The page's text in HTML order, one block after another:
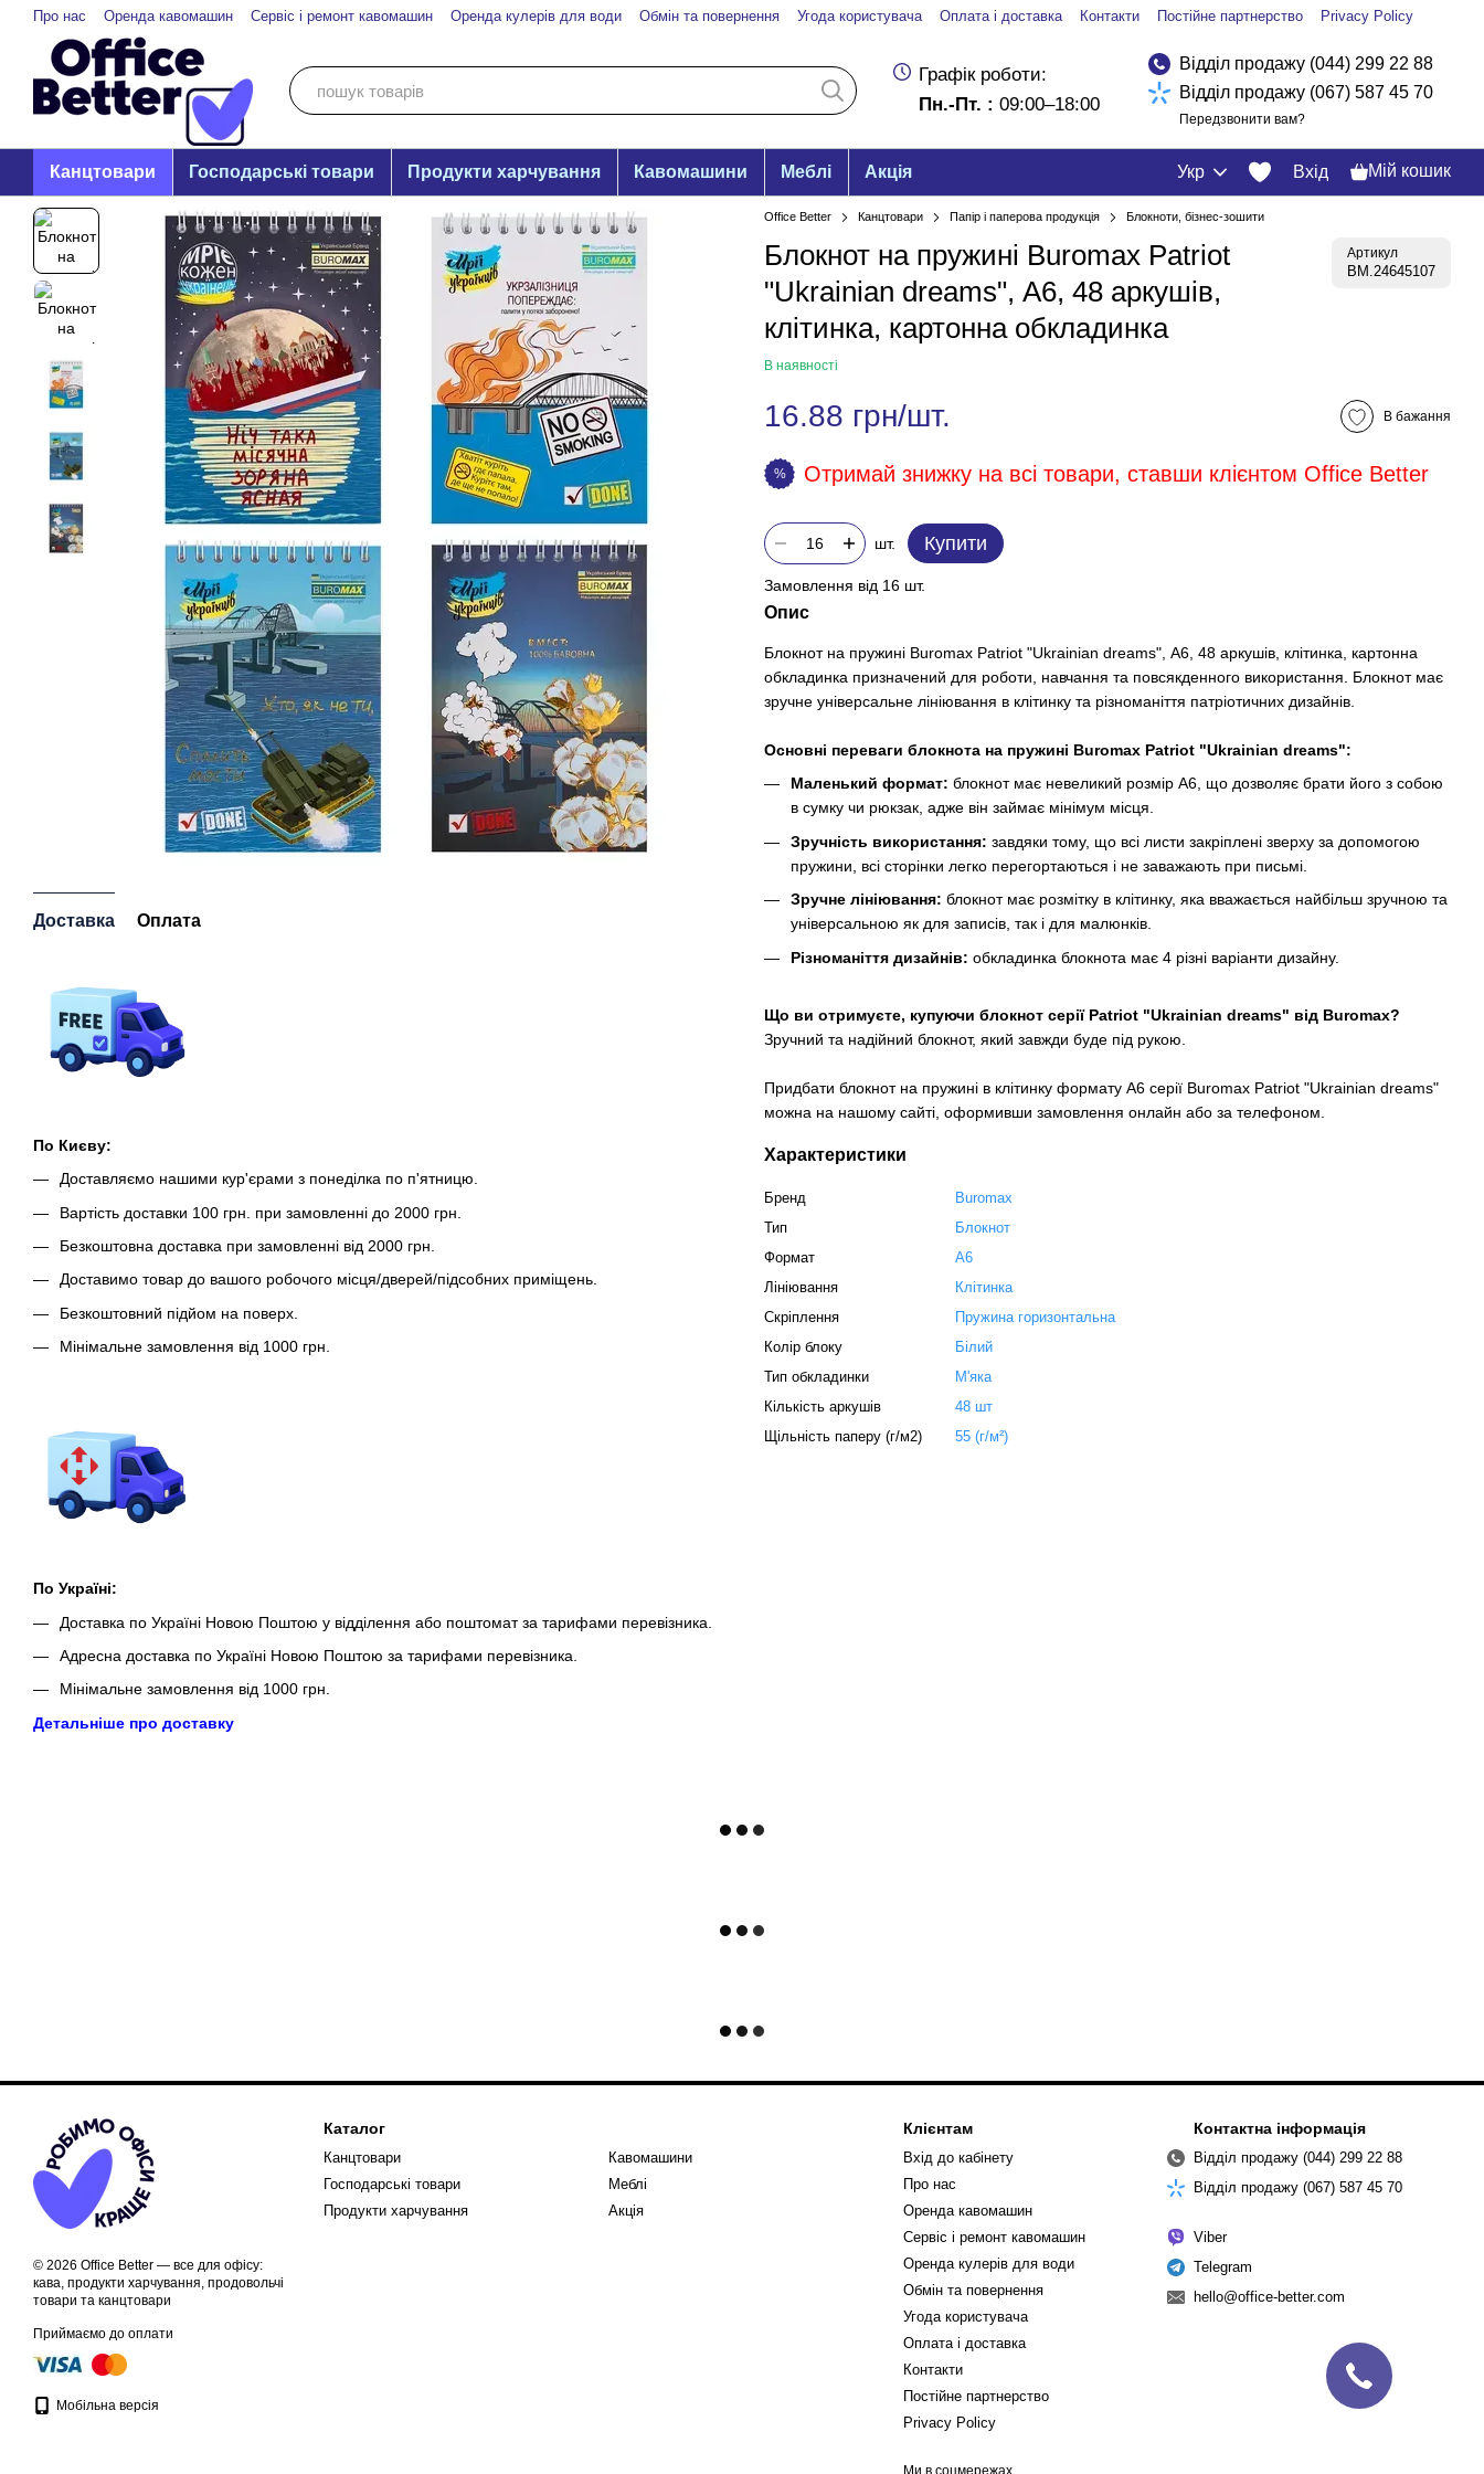
Перейти до основного контенту
Про нас Оренда кавомашин Сервіс і ремонт кавомашин Оренда кулерів для води Обмін та повернення Угода користувача Оплата і доставка Контакти Постійне партнерство Privacy Policy
Графік роботи:
Пн.-Пт. : 09:00–18:00
Відділ продажу (044) 299 22 88
Відділ продажу (067) 587 45 70
Передзвонити вам?
Канцтовари Господарські товари Продукти харчування Кавомашини Меблі Акція Укр Вхід Мій кошик
Доставка Оплата
По Києву:
Доставляємо нашими кур'єрами з понеділка по п'ятницю.
Вартість доставки 100 грн. при замовленні до 2000 грн.
Безкоштовна доставка при замовленні від 2000 грн.
Доставимо товар до вашого робочого місця/дверей/підсобних приміщень.
Безкоштовний підйом на поверх.
Мінімальне замовлення від 1000 грн.
По Україні:
Доставка по Україні Новою Поштою у відділення або поштомат за тарифами перевізника.
Адресна доставка по Україні Новою Поштою за тарифами перевізника.
Мінімальне замовлення від 1000 грн.
Детальніше про доставку
Office Better Канцтовари Папір і паперова продукція Блокноти, бізнес-зошити
Блокнот на пружині Buromax Patriot
"Ukrainian dreams", А6, 48 аркушів,
клітинка, картонна обкладинка
Артикул
BM.24645107
В наявності
16.88 грн/шт. В бажання
% Отримай знижку на всі товари, ставши клієнтом Office Better
шт. Купити
Замовлення від 16 шт.
Опис
Блокнот на пружині Buromax Patriot "Ukrainian dreams", А6, 48 аркушів, клітинка, картонна
обкладинка призначений для роботи, навчання та повсякденного використання. Блокнот має
зручне універсальне лініювання в клітинку та різноманіття патріотичних дизайнів.
Основні переваги блокнота на пружині Buromax Patriot "Ukrainian dreams":
Маленький формат: блокнот має невеликий розмір А6, що дозволяє брати його з собою
в сумку чи рюкзак, адже він займає мінімум місця.
Зручність використання: завдяки тому, що всі листи закріплені зверху за допомогою
пружини, всі сторінки легко перегортаються і не заважають при письмі.
Зручне лініювання: блокнот має розмітку в клітинку, яка вважається найбільш зручною та
універсальною як для записів, так і для малюнків.
Різноманіття дизайнів: обкладинка блокнота має 4 різні варіанти дизайну.
Що ви отримуєте, купуючи блокнот серії Patriot "Ukrainian dreams" від Buromax?
Зручний та надійний блокнот, який завжди буде під рукою.
Придбати блокнот на пружині в клітинку формату А6 серії Buromax Patriot "Ukrainian dreams"
можна на нашому сайті, оформивши замовлення онлайн або за телефоном.
Характеристики
Бренд
Buromax
Тип
Блокнот
Формат
А6
Лініювання
Клітинка
Скріплення
Пружина горизонтальна
Колір блоку
Білий
Тип обкладинки
М'яка
Кількість аркушів
48 шт
Щільність паперу (г/м2)
55 (г/м²)
© 2026 Office Better — все для офісу:
кава, продукти харчування, продовольчі
товари та канцтовари
Приймаємо до оплати
Мобільна версія
Каталог
Канцтовари
Господарські товари
Продукти харчування
Кавомашини
Меблі
Акція
Клієнтам
Вхід до кабінету
Про нас
Оренда кавомашин
Сервіс і ремонт кавомашин
Оренда кулерів для води
Обмін та повернення
Угода користувача
Оплата і доставка
Контакти
Постійне партнерство
Privacy Policy
Ми в соцмережах
Контактна інформація
Відділ продажу (044) 299 22 88
Відділ продажу (067) 587 45 70
Viber
Telegram
hello@office-better.com